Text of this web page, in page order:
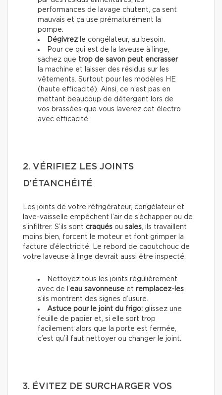
performances de lavage chutent, ça sent
mauvais et ça use prématurément la
pompe.
Dégivrez le congélateur, au besoin.
Pour ce qui est de la laveuse à linge,
sachez que trop de savon peut encrasser
la machine et laisser des résidus sur les
vêtements. Surtout pour les modèles HE
(haute efficacité). Ainsi, ce n’est pas en
mettant beaucoup de détergent lors de
vos brassées que vous laverez cet électro
avec efficacité.
2. VÉRIFIEZ LES JOINTS
D’ÉTANCHÉITÉ
Les joints de votre réfrigérateur, congélateur et
lave-vaisselle empêchent l’air de s’échapper ou de
s’infiltrer. S’ils sont craqués ou sales, ils travaillent
moins bien, forcent le moteur et font grimper la
facture d’électricité. Le rebord de caoutchouc de
votre laveuse à linge devrait aussi être inspecté.
Nettoyez tous les joints régulièrement
avec de l’eau savonneuse et remplacez-les
s’ils montrent des signes d’usure.
Astuce pour le joint du frigo: glissez une
feuille de papier et, si elle sort trop
facilement alors que la porte est fermée,
c’est qu’il faut nettoyer ou changer le joint.
3. ÉVITEZ DE SURCHARGER VOS